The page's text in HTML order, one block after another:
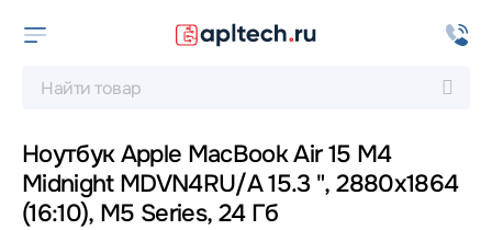
Ноутбук Apple MacBook Air 15 M4
Midnight MDVN4RU/A 15.3 ", 2880x1864
(16:10), M5 Series, 24 Гб